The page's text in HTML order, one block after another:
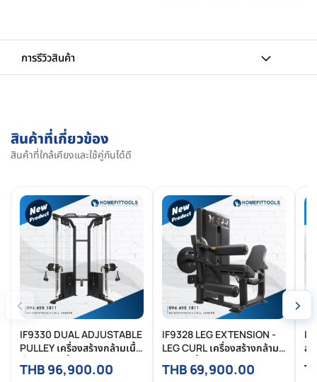
การรีวิวสินค้า
สินค้าที่เกี่ยวข้อง
สินค้าที่ใกล้เคียงและใช้คู่กันได้ดี
‹
IF9330 DUAL ADJUSTABLE
PULLEY เครื่องสร้างกล้ามเนื้อ
ทั้งตัว แผ่นน้ำหนัก
160/200/235/295 lbs
THB 96,900.00
IF9328 LEG EXTENSION -
LEG CURL เครื่องสร้างกล้าม
ขา แผ่นน้ำหนัก
160/200/235/295 lbs
THB 69,900.00
ส
›